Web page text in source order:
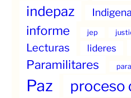
indepaz
informe jep
Lecturas lideres
Paramilitares
Paz proceso